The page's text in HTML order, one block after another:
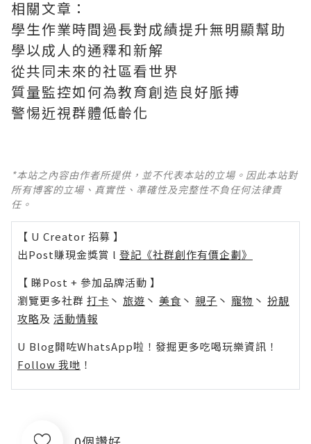
相關文章：
學生作業時間過長對成績提升無明顯幫助
學以成人的通釋和新解
從共同未來的社區看世界
質量監控如何為教育創造良好脈搏
警惕近視群體低齡化
*本站之內容由作者所提供，並不代表本站的立場。因此本站對
所有博客的立場、真實性、準確性及完整性不負任何法律責
任。
【 U Creator 招募 】
出Post賺現金獎賞 l 登記《社群創作有價企劃》
【 睇Post + 參加品牌活動 】
瀏覽更多社群 打卡 丶 旅遊 丶 美食 丶 親子 丶 寵物 丶 扮靚
攻略及 活動情報
U Blog開咗WhatsApp啦！發掘更多吃喝玩樂資訊！
Follow 我哋 ！